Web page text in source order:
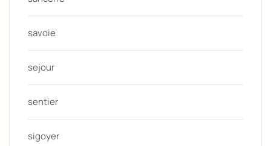
savoie
sejour
sentier
sigoyer